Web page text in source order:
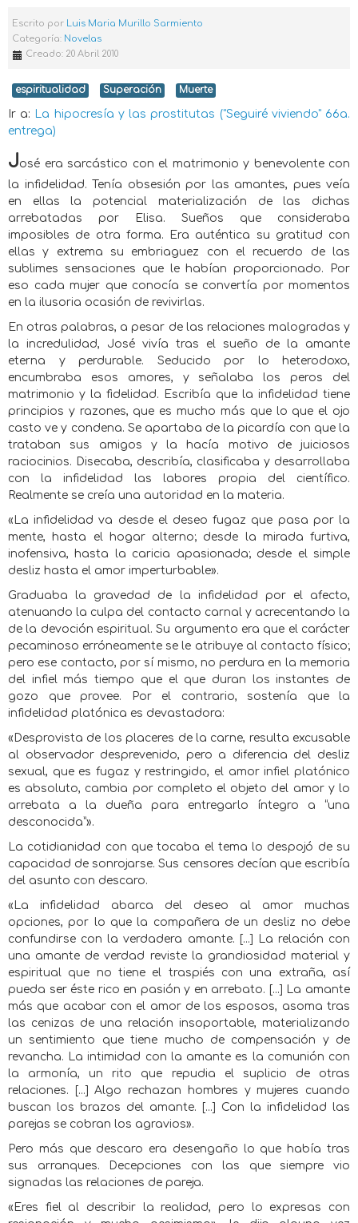
Escrito por Luis Maria Murillo Sarmiento
Categoría: Novelas
Creado: 20 Abril 2010
espiritualidad Superación Muerte
Ir a: La hipocresía y las prostitutas ("Seguiré viviendo" 66a.
entrega)
José era sarcástico con el matrimonio y benevolente con
la infidelidad. Tenía obsesión por las amantes, pues veía
en ellas la potencial materialización de las dichas
arrebatadas por Elisa. Sueños que consideraba
imposibles de otra forma. Era auténtica su gratitud con
ellas y extrema su embriaguez con el recuerdo de las
sublimes sensaciones que le habían proporcionado. Por
eso cada mujer que conocía se convertía por momentos
en la ilusoria ocasión de revivirlas.
En otras palabras, a pesar de las relaciones malogradas y
la incredulidad, José vivía tras el sueño de la amante
eterna y perdurable. Seducido por lo heterodoxo,
encumbraba esos amores, y señalaba los peros del
matrimonio y la fidelidad. Escribía que la infidelidad tiene
principios y razones, que es mucho más que lo que el ojo
casto ve y condena. Se apartaba de la picardía con que la
trataban sus amigos y la hacía motivo de juiciosos
raciocinios. Disecaba, describía, clasificaba y desarrollaba
con la infidelidad las labores propia del científico.
Realmente se creía una autoridad en la materia.
«La infidelidad va desde el deseo fugaz que pasa por la
mente, hasta el hogar alterno; desde la mirada furtiva,
inofensiva, hasta la caricia apasionada; desde el simple
desliz hasta el amor imperturbable».
Graduaba la gravedad de la infidelidad por el afecto,
atenuando la culpa del contacto carnal y acrecentando la
de la devoción espiritual. Su argumento era que el carácter
pecaminoso erróneamente se le atribuye al contacto físico;
pero ese contacto, por sí mismo, no perdura en la memoria
del infiel más tiempo que el que duran los instantes de
gozo que provee. Por el contrario, sostenía que la
infidelidad platónica es devastadora:
«Desprovista de los placeres de la carne, resulta excusable
al observador desprevenido, pero a diferencia del desliz
sexual, que es fugaz y restringido, el amor infiel platónico
es absoluto, cambia por completo el objeto del amor y lo
arrebata a la dueña para entregarlo íntegro a “una
desconocida”».
La cotidianidad con que tocaba el tema lo despojó de su
capacidad de sonrojarse. Sus censores decían que escribía
del asunto con descaro.
«La infidelidad abarca del deseo al amor muchas
opciones, por lo que la compañera de un desliz no debe
confundirse con la verdadera amante. [...] La relación con
una amante de verdad reviste la grandiosidad material y
espiritual que no tiene el traspiés con una extraña, así
pueda ser éste rico en pasión y en arrebato. [...] La amante
más que acabar con el amor de los esposos, asoma tras
las cenizas de una relación insoportable, materializando
un sentimiento que tiene mucho de compensación y de
revancha. La intimidad con la amante es la comunión con
la armonía, un rito que repudia el suplicio de otras
relaciones. [...] Algo rechazan hombres y mujeres cuando
buscan los brazos del amante. [...] Con la infidelidad las
parejas se cobran los agravios».
Pero más que descaro era desengaño lo que había tras
sus arranques. Decepciones con las que siempre vio
signadas las relaciones de pareja.
«Eres fiel al describir la realidad, pero lo expresas con